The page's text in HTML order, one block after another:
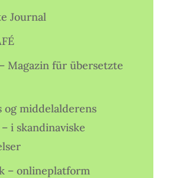
Journal
Magazin für übersetzte
og middelalderens
i skandinaviske
– onlineplatform